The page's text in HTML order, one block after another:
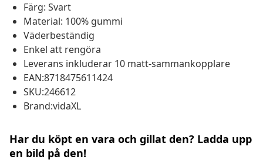
Färg: Svart
Material: 100% gummi
Väderbeständig
Enkel att rengöra
Leverans inkluderar 10 matt-sammankopplare
EAN:8718475611424
SKU:246612
Brand:vidaXL
Har du köpt en vara och gillat den? Ladda upp
en bild på den!